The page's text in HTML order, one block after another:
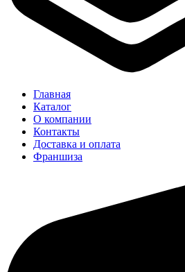
Главная
Каталог
О компании
Контакты
Доставка и оплата
Франшиза